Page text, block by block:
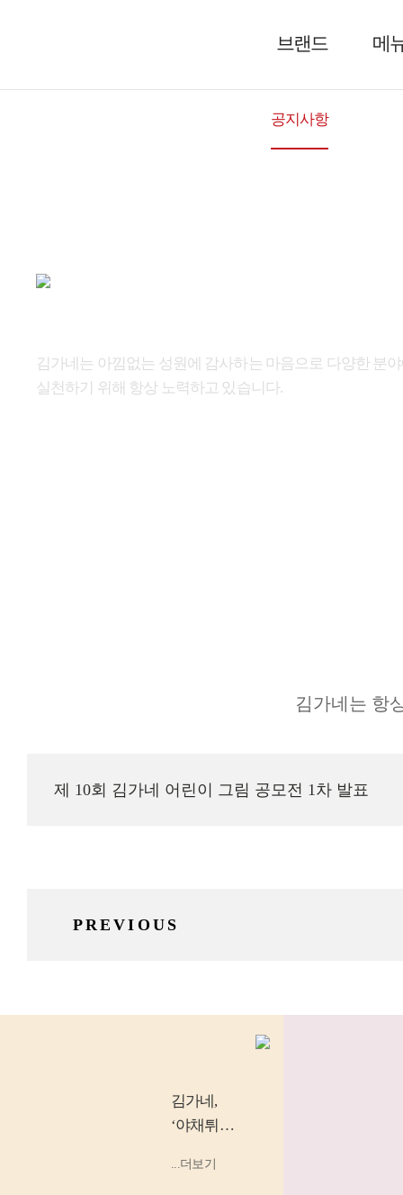
김가네는 아낌없는 성원에 감사하는 마음으로 다양한 분
실천하기 위해 항상 노력하고 있습니다.
브랜드 메
공지사항
김가네는 항
제 10회 김가네 어린이 그림 공모전 1차 발표
PREVIOUS
김가네,
‘야채튀김
고기 김밥’
...더보기